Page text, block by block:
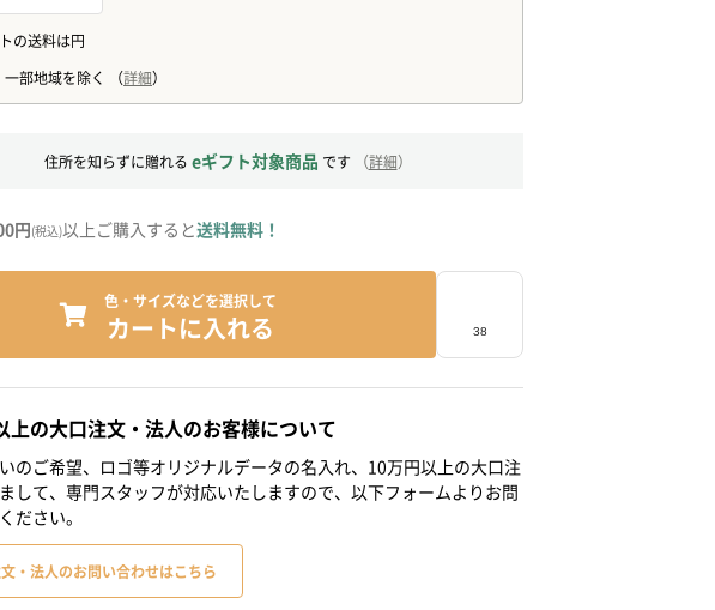
住所を知らずに贈れる eギフト対象商品 です （詳細）
円(税込)以上ご購入すると送料無料！
色・サイズなどを選択して
カートに入れる
上の大口注文・法人のお客様について
のご希望、ロゴ等オリジナルデータの名入れ、10万円以上の大口注
して、専門スタッフが対応いたしますので、以下フォームよりお問
ださい。
・法人のお問い合わせはこちら